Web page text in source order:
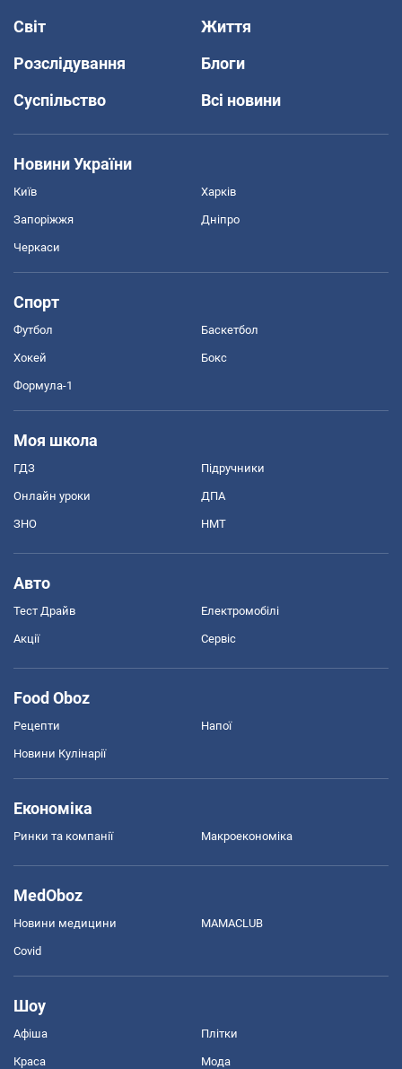
Світ
Життя
Розслідування
Блоги
Суспільство
Всі новини
Новини України
Київ Харків
Запоріжжя Дніпро
Черкаси
Спорт
Футбол Баскетбол
Хокей Бокс
Формула-1
Моя школа
ГДЗ Підручники
Онлайн уроки ДПА
ЗНО НМТ
Авто
Тест Драйв Електромобілі
Акції Сервіс
Food Oboz
Рецепти Напої
Новини Кулінарії
Економіка
Ринки та компанії Макроекономіка
MedOboz
Новини медицини MAMACLUB
Covid
Шоу
Афіша Плітки
Краса Мода